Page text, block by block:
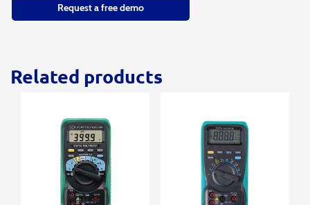
Request a free demo
Related products